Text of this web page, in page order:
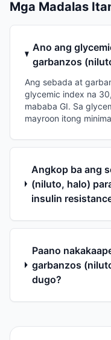
Mga Madalas
Ano ang
garbanzos
Ang sebada at
glycemic index na
mababa GI. Sa
mayroon itong
Angkop ba ang
(niluto, halo)
insulin
Paano
garbanzos
dugo?